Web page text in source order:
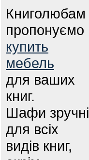
Книголюбам
пропонуємо
купить
мебель
для ваших
книг.
Шафи зручні
для всіх
видів книг,